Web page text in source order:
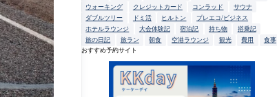
ウォーキング
クレジットカード コンラッド
サウナ
ダブルツリー
ドミ活 ヒルトン
プレエコ/ビジネス
ホテルラウンジ
大会体験記 宿泊記 持ち物
搭乗記
旅の日記
旅ラン 朝食 空港ラウンジ 観光 費用
食事
おすすめ予約サイト